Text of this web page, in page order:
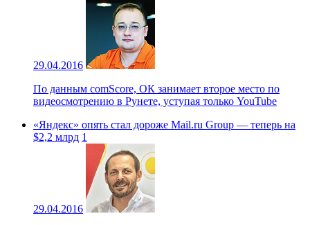
29.04.2016
По данным comScore, ОК занимает второе место по
видеосмотрению в Рунете, уступая только YouTube
«Яндекс» опять стал дороже Mail.ru Group — теперь на
$2,2 млрд 1
29.04.2016